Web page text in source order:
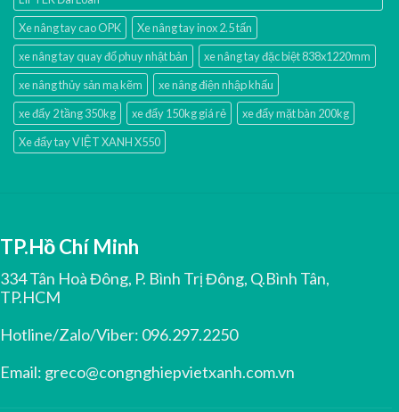
Xe nâng tay cao OPK
Xe nâng tay inox 2.5 tấn
xe nâng tay quay đổ phuy nhật bản
xe nâng tay đặc biệt 838x1220mm
xe nâng thủy sản mạ kẽm
xe nâng điện nhập khấu
xe đẩy 2 tầng 350kg
xe đẩy 150kg giá rẻ
xe đẩy mặt bàn 200kg
Xe đẩy tay VIỆT XANH X550
TP.Hồ Chí Minh
334 Tân Hoà Đông, P. Bình Trị Đông, Q.Bình Tân,
TP.HCM
Hotline/Zalo/Viber: 096.297.2250
Email: greco@congnghiepvietxanh.com.vn